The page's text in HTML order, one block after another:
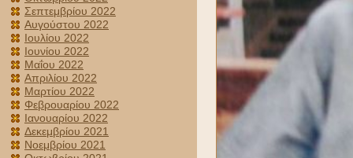
Σεπτεμβρίου 2022
Αυγούστου 2022
Ιουλίου 2022
Ιουνίου 2022
Μαΐου 2022
Απριλίου 2022
Μαρτίου 2022
Φεβρουαρίου 2022
Ιανουαρίου 2022
Δεκεμβρίου 2021
Νοεμβρίου 2021